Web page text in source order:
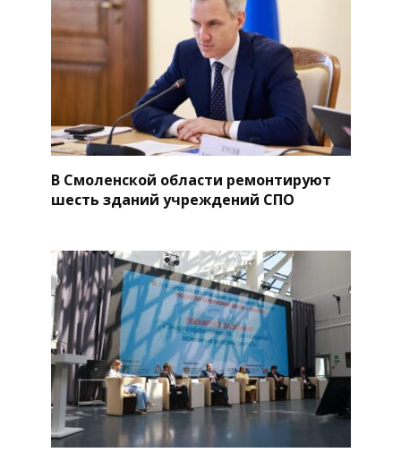
В Смоленской области ремонтируют
шесть зданий учреждений СПО